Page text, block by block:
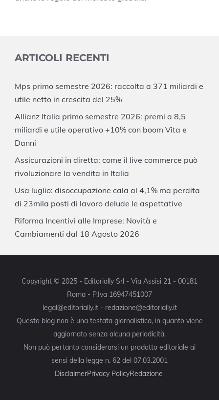
ARTICOLI RECENTI
Mps primo semestre 2026: raccolta a 371 miliardi e
utile netto in crescita del 25%
Allianz Italia primo semestre 2026: premi a 8,5
miliardi e utile operativo +10% con boom Vita e
Danni
Assicurazioni in diretta: come il live commerce può
rivoluzionare la vendita in Italia
Usa luglio: disoccupazione cala al 4,1% ma perdita
di 23mila posti di lavoro delude le aspettative
Riforma Incentivi alle Imprese: Novità e
Cambiamenti dal 18 Agosto 2026
Copyright © 2025 - Editorially Srl - Via Assisi 21 - 00181
Roma - P.Iva 16947451007
legal@editorially.it - redazione@editorially.it
Questo blog non è una testata giornalistica, in quanto viene
aggiornato senza alcuna periodicità.
Non può pertanto considerarsi un prodotto editoriale ai
sensi della legge n. 62 del 07.03.2001
DisclaimerPrivacy PolicyRedazione